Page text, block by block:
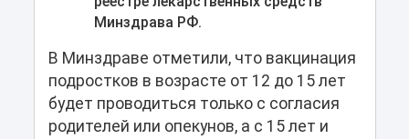
Минздрава РФ.
В Минздраве отметили, что вакцинация
подростков в возрасте от 12 до 15 лет
будет проводиться только с согласия
родителей или опекунов, а с 15 лет и